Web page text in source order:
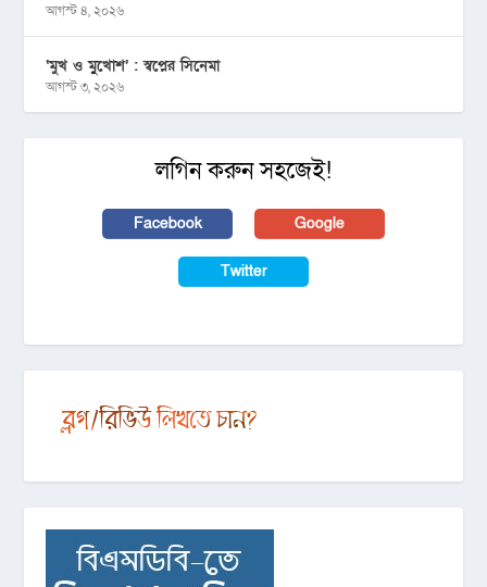
আগস্ট ৪, ২০২৬
‘মুখ ও মু্খোশ’ : স্বপ্নের সিনেমা
আগস্ট ৩, ২০২৬
লগিন করুন সহজেই!
Facebook Google
Twitter